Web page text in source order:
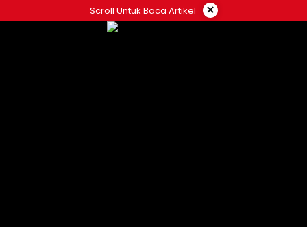
ke
Scroll Untuk Baca Artikel ×